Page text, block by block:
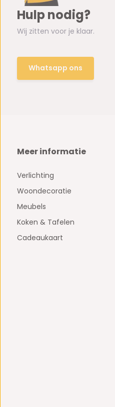
Hulp nodig?
Wij zitten voor je klaar.
Whatsapp ons
Meer informatie
Verlichting
Woondecoratie
Meubels
Koken & Tafelen
Cadeaukaart